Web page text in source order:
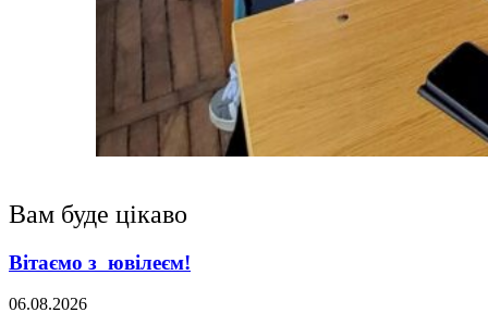
Вам буде цікаво
Вітаємо з ювілеєм!
06.08.2026